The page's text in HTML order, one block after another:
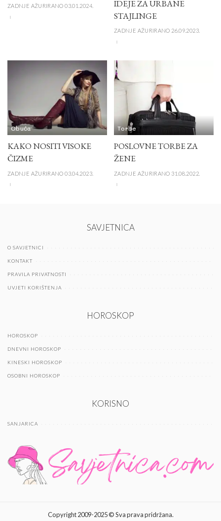
ZADNJE AŽURIRANO 03.01.2024.
IDEJE ZA URBANE
STAJLINGE
ZADNJE AŽURIRANO 26.09.2023.
Obuća
KAKO NOSITI VISOKE
ČIZME
ZADNJE AŽURIRANO 03.04.2023.
Torbe
POSLOVNE TORBE ZA
ŽENE
ZADNJE AŽURIRANO 31.08.2022.
SAVJETNICA
O SAVJETNICI
KONTAKT
PRAVILA PRIVATNOSTI
UVJETI KORIŠTENJA
HOROSKOP
HOROSKOP
DNEVNI HOROSKOP
KINESKI HOROSKOP
OSOBNI HOROSKOP
KORISNO
SANJARICA
Copyright 2009-2025 © Sva prava pridržana.